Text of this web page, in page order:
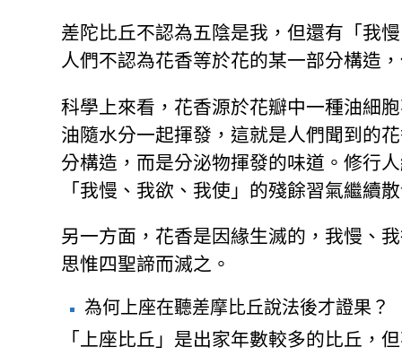
差陀比丘不認為五陰是我，但還有「我
人們不認為花香等於花的某一部分構造
科學上來看，花香源於花瓣中一種油細
油隨水分一起揮發，這就是人們聞到的
分構造，而是分泌物揮發的味道。修行
「我慢、我欲、我使」的殘餘習氣繼續
另一方面，花香是因緣生滅的，我慢、
思惟四聖諦而滅之。
為何上座在聽差摩比丘說法後才證果？
「上座比丘」是出家年數較多的比丘，